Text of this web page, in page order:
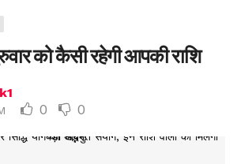
को कैसी रहेगी आपकी राशि
0 0